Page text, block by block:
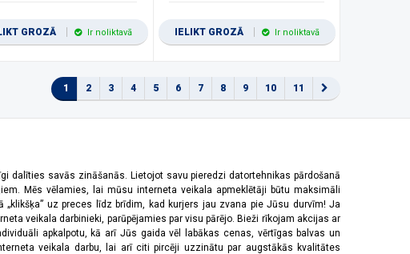
GROZĀ Ir noliktavā IELIKT GROZĀ Ir noliktavā
1 2 3 4 5 6 7 8 9 10 11
dalīties savās zināšanās. Lietojot savu pieredzi datortehnikas pārdošanā
Mēs vēlamies, lai mūsu interneta veikala apmeklētāji būtu maksimāli
uz preces līdz brīdim, kad kurjers jau zvana pie Jūsu durvīm! Ja
veikala darbinieki, parūpējamies par visu pārējo. Bieži rīkojam akcijas ar
apkalpotu, kā arī Jūs gaida vēl labākas cenas, vērtīgas balvas un
veikala darbu, lai arī citi pircēji uzzinātu par augstākās kvalitātes